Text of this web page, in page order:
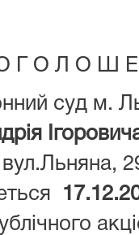
Г О Л О Ш
суд м.
17.12